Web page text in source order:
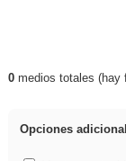
Resultados
0medios totales (hay
Opciones